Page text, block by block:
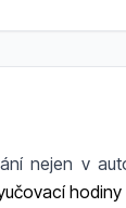
nejen v